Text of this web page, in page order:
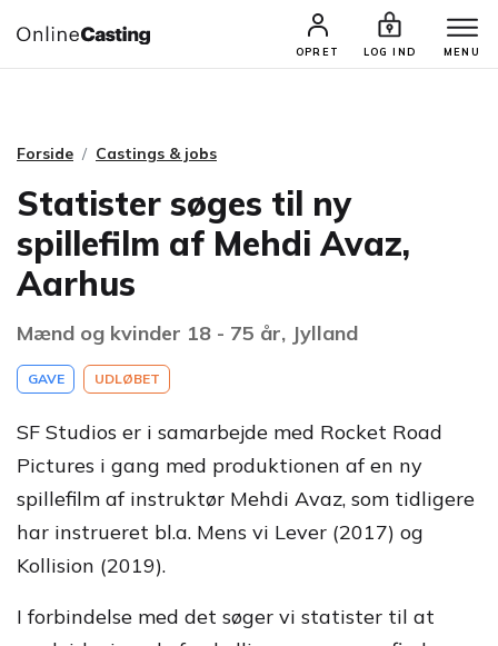
OPRET LOG IND MENU
CASTINGS & JOBS SØG PROFIL
Forside Castings & jobs
Statister søges til ny
spillefilm af Mehdi Avaz,
Aarhus
Mænd og kvinder 18 - 75 år, Jylland
GAVE UDLØBET
SF Studios er i samarbejde med Rocket Road
Pictures i gang med produktionen af en ny
spillefilm af instruktør Mehdi Avaz, som tidligere
har instrueret bl.a. Mens vi Lever (2017) og
Kollision (2019).
I forbindelse med det søger vi statister til at